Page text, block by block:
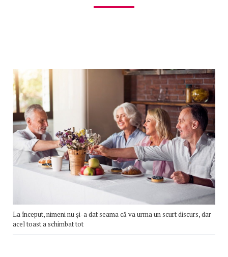
La început, nimeni nu şi-a dat seama că va urma un scurt discurs, dar
acel toast a schimbat tot